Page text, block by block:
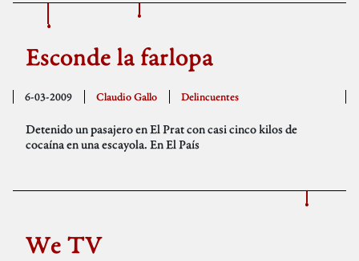
Esconde la farlopa
6-03-2009 Claudio Gallo Delincuentes
Detenido un pasajero en El Prat con casi cinco kilos de
cocaína en una escayola. En El País
We TV